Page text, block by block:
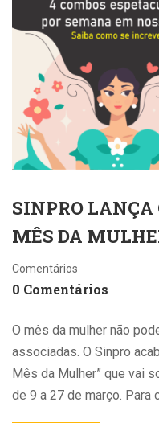
SINPRO
MÊS DA
Comentários
0 Comentários
O mês da mulher não
associadas. O Sinpro
Mês da Mulher” que vai
de 9 a 27 de março. Para